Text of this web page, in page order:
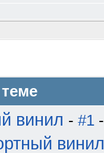
винил - #1
винил